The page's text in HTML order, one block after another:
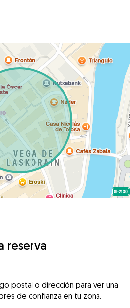
reserva
postal o dirección para ver una
de confianza en tu zona.